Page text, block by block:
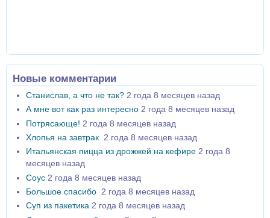
Новые комментарии
Станислав, а что не так? 2 года 8 месяцев назад
А мне вот как раз интересно 2 года 8 месяцев назад
Потрясающе! 2 года 8 месяцев назад
Хлопья на завтрак 2 года 8 месяцев назад
Итальянская пицца из дрожжей на кефире 2 года 8
месяцев назад
Соус 2 года 8 месяцев назад
Большое спасибо 2 года 8 месяцев назад
Суп из пакетика 2 года 8 месяцев назад